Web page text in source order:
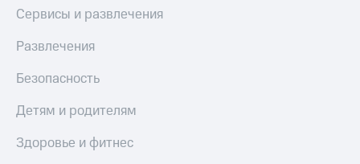
Сервисы и развлечения
Развлечения
Безопасность
Детям и родителям
Здоровье и фитнес